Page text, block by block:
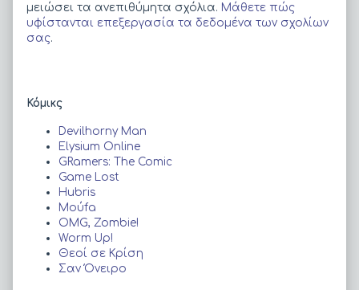
μειώσει τα ανεπιθύμητα σχόλια. Μάθετε πώς
υφίστανται επεξεργασία τα δεδομένα των σχολίων
σας.
Primary
Sidebar
Κόμικς
Devilhorny Man
Elysium Online
GRamers: The Comic
Game Lost
Hubris
Moύfa
OMG, Zombie!
Worm Up!
Θεοί σε Κρίση
Σαν Όνειρο